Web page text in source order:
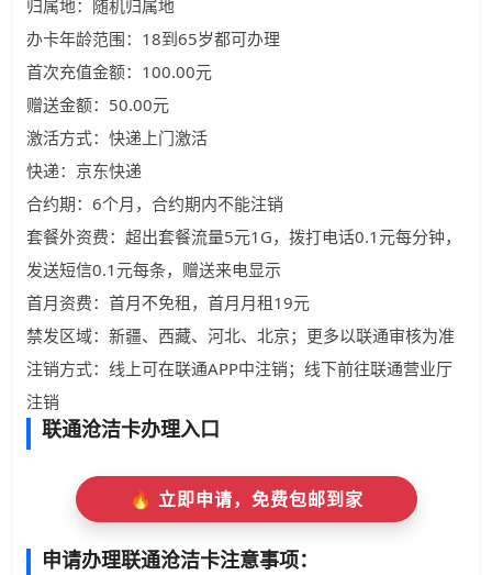
归属地：随机归属地
办卡年龄范围：18到65岁都可办理
首次充值金额：100.00元
赠送金额：50.00元
激活方式：快递上门激活
快递：京东快递
合约期：6个月，合约期内不能注销
套餐外资费：超出套餐流量5元1G，拨打电话0.1元每分钟，
发送短信0.1元每条，赠送来电显示
首月资费：首月不免租，首月月租19元
禁发区域：新疆、西藏、河北、北京；更多以联通审核为准
注销方式：线上可在联通APP中注销；线下前往联通营业厅
注销
联通沧洁卡办理入口
🔥 立即申请，免费包邮到家
申请办理联通沧洁卡注意事项：